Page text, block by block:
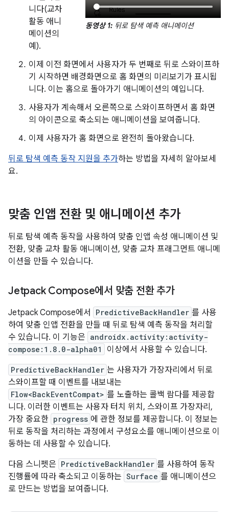
동영상 1: 뒤로 탐색 예측 애니메이션
니다(교차
활동 애니
메이션의
예).
이제 이전 화면에서 사용자가 두 번째로 뒤로 스와이프하
기 시작하면 배경화면으로 홈 화면의 미리보기가 표시됩
니다. 이는 홈으로 돌아가기 애니메이션의 예입니다.
사용자가 계속해서 오른쪽으로 스와이프하면서 홈 화면
의 아이콘으로 축소되는 애니메이션을 보여줍니다.
이제 사용자가 홈 화면으로 완전히 돌아왔습니다.
뒤로 탐색 예측 동작 지원을 추가하는 방법을 자세히 알아보세
요.
맞춤 인앱 전환 및 애니메이션 추가
뒤로 탐색 예측 동작을 사용하여 맞춤 인앱 속성 애니메이션 및
전환, 맞춤 교차 활동 애니메이션, 맞춤 교차 프래그먼트 애니메
이션을 만들 수 있습니다.
Jetpack Compose에서 맞춤 전환 추가
Jetpack Compose에서 PredictiveBackHandler 를 사용
하여 맞춤 인앱 전환을 만들 때 뒤로 탐색 예측 동작을 처리할
수 있습니다. 이 기능은 androidx.activity:activity-
compose:1.8.0-alpha01
이상에서 사용할 수 있습니다.
PredictiveBackHandler 는 사용자가 가장자리에서 뒤로
스와이프할 때 이벤트를 내보내는
Flow<BackEventCompat> 를 노출하는 콜백 람다를 제공합
니다. 이러한 이벤트는 사용자 터치 위치, 스와이프 가장자리,
가장 중요한 progress 에 관한 정보를 제공합니다. 이 정보는
뒤로 동작을 처리하는 과정에서 구성요소를 애니메이션으로 이
동하는 데 사용할 수 있습니다.
다음 스니펫은 PredictiveBackHandler 를 사용하여 동작
진행률에 따라 축소되고 이동하는 Surface 를 애니메이션으
로 만드는 방법을 보여줍니다.